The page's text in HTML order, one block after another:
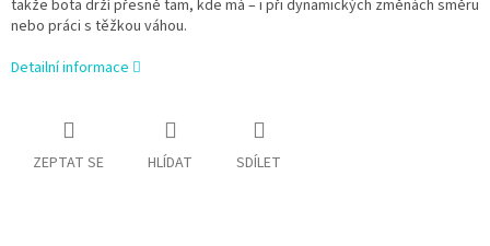
takže bota drží přesně tam, kde má – i při dynamických změnách směru
nebo práci s těžkou váhou.
Detailní informace
ZEPTAT SE HLÍDAT SDÍLET